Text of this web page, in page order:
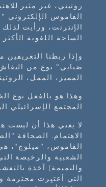
روتيني، غير مثير
القاموس الإلكتروني
الإنترنت، ورأيت
الساحة اللغوية
وإذا ربطنا
ضبابي" نوع من النقاش
المميز، الممل،
وهذا هو بالفعل نوع
المجتمع الإسرائيلي
لا يعني هذا أن ليست
الاهتمام. الصحافة
القاموس، "ميلوج"،
الشعبية والرخيصة
والنميمة) آخذة
التي أعتبِرت